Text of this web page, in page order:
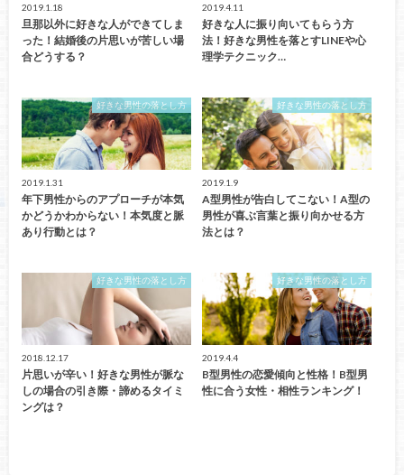
2019.1.18
旦那以外に好きな人ができてしま
った！結婚後の片思いが苦しい場
合どうする？
2019.4.11
好きな人に振り向いてもらう方
法！好きな男性を落とすLINEや心
理学テクニック…
好きな男性の落とし方
2019.1.31
年下男性からのアプローチが本気
かどうかわからない！本気度と脈
あり行動とは？
好きな男性の落とし方
2019.1.9
A型男性が告白してこない！A型の
男性が喜ぶ言葉と振り向かせる方
法とは？
好きな男性の落とし方
2018.12.17
片思いが辛い！好きな男性が脈な
しの場合の引き際・諦めるタイミ
ングは？
好きな男性の落とし方
2019.4.4
B型男性の恋愛傾向と性格！B型男
性に合う女性・相性ランキング！